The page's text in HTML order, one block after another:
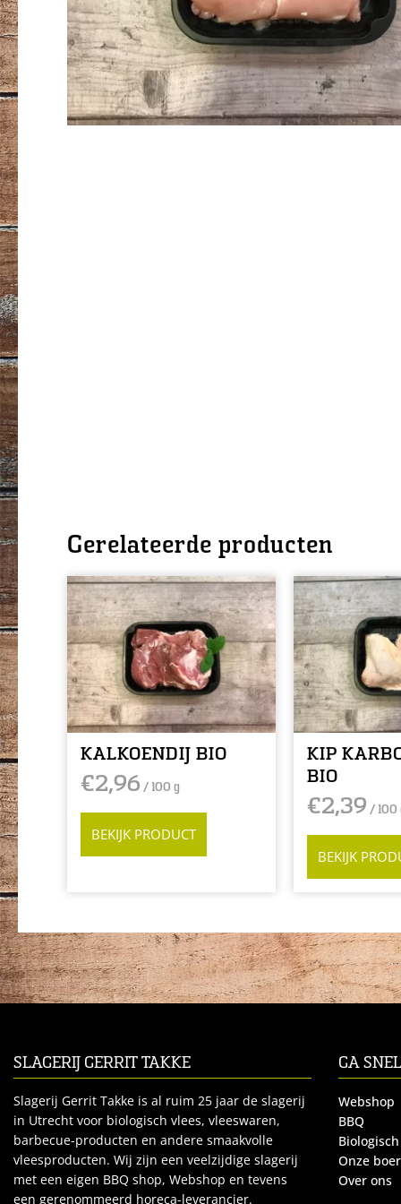
Gerelateerde producten
KALKOENDIJ BIO
€2,96 / 100 g
BEKIJK PRODUCT
KIP
BIO
€2,39 / 100
BEKIJK
SLAGERIJ GERRIT TAKKE
Slagerij Gerrit Takke is al ruim 25 jaar de slagerij
in Utrecht voor biologisch vlees, vleeswaren,
barbecue-producten en andere smaakvolle
vleesproducten. Wij zijn een veelzijdige slagerij
met een eigen BBQ shop, Webshop en tevens
een gerenommeerd horeca-leverancier.
GA
Webshop
BBQ
Onze
Over ons